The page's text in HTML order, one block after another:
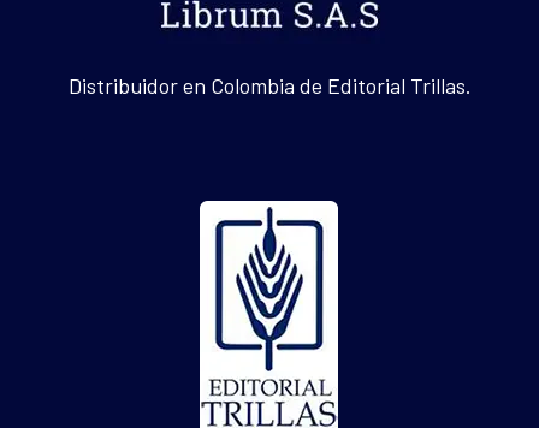
Distribuidor en Colombia de Editorial Trillas.